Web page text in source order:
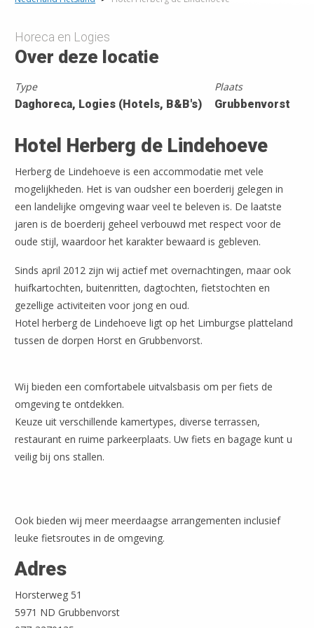
Horeca en Logies
Over deze locatie
Type
Daghoreca, Logies (Hotels, B&B's)
Plaats
Grubbenvorst
Hotel Herberg de Lindehoeve
Herberg de Lindehoeve is een accommodatie met vele
mogelijkheden. Het is van oudsher een boerderij gelegen in
een landelijke omgeving waar veel te beleven is. De laatste
jaren is de boerderij geheel verbouwd met respect voor de
oude stijl, waardoor het karakter bewaard is gebleven.
Sinds april 2012 zijn wij actief met overnachtingen, maar ook
huifkartochten, buitenritten, dagtochten, fietstochten en
gezellige activiteiten voor jong en oud.
Hotel herberg de Lindehoeve ligt op het Limburgse platteland
tussen de dorpen Horst en Grubbenvorst.
Wij bieden een comfortabele uitvalsbasis om per fiets de
omgeving te ontdekken.
Keuze uit verschillende kamertypes, diverse terrassen,
restaurant en ruime parkeerplaats. Uw fiets en bagage kunt u
veilig bij ons stallen.
Ook bieden wij meer meerdaagse arrangementen inclusief
leuke fietsroutes in de omgeving.
Adres
Horsterweg 51
5971 ND Grubbenvorst